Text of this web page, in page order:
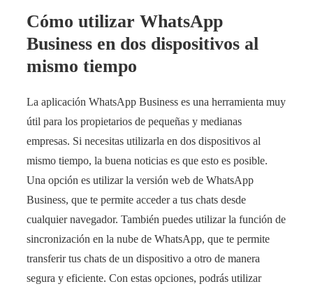
Cómo utilizar WhatsApp
Business en dos dispositivos al
mismo tiempo
La aplicación WhatsApp Business es una herramienta muy
útil para los propietarios de pequeñas y medianas
empresas. Si necesitas utilizarla en dos dispositivos al
mismo tiempo, la buena noticias es que esto es posible.
Una opción es utilizar la versión web de WhatsApp
Business, que te permite acceder a tus chats desde
cualquier navegador. También puedes utilizar la función de
sincronización en la nube de WhatsApp, que te permite
transferir tus chats de un dispositivo a otro de manera
segura y eficiente. Con estas opciones, podrás utilizar